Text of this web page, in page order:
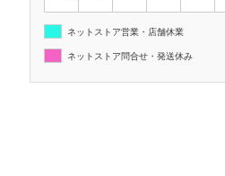
ネットストア営業・店舗休業
ネットストア問合せ・発送休み